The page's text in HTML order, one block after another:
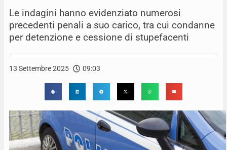
Le indagini hanno evidenziato numerosi
precedenti penali a suo carico, tra cui condanne
per detenzione e cessione di stupefacenti
13 Settembre 2025 09:03